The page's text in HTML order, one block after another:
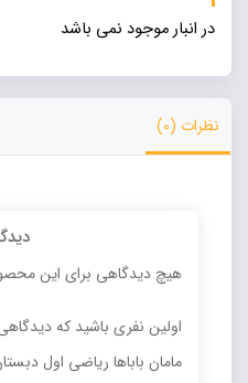
در انبار موجود نمی باشد
نظرات (0)
هیچ دیدگاهی برای این
اولین نفری باشید که
مامان باباها ریاضی اول